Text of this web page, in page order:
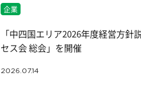
企業
「中四国エリア2026年度経営方
セス会 総会」を開催
2026.07.14